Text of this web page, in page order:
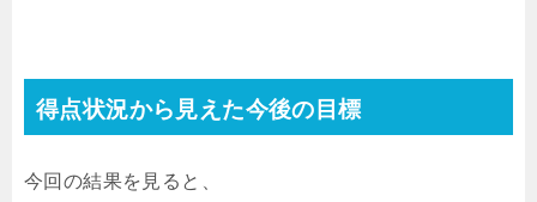
得点状況から見えた今後の目標
今回の結果を見ると、